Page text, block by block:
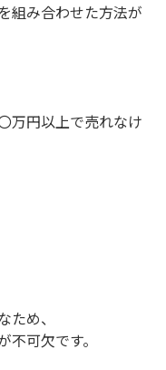
組み合わせた方法が
万円以上で売れなけ
め、
可欠です。